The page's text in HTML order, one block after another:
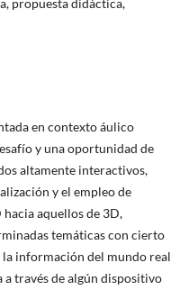
propuesta didáctica,
en contexto áulico
y una oportunidad de
altamente interactivos,
y el empleo de
aquellos de 3D,
temáticas con cierto
información del mundo real
través de algún dispositivo